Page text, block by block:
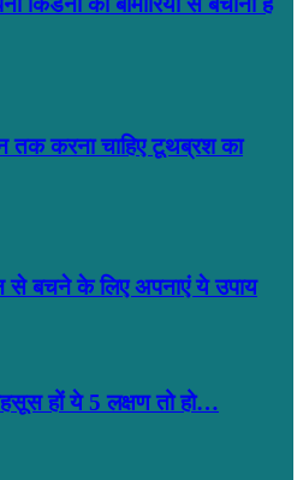
तक करना चाहिए टूथब्रश का
से बचने के लिए अपनाएं ये उपाय
हों ये 5 लक्षण तो हो…